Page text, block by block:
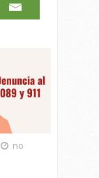
no